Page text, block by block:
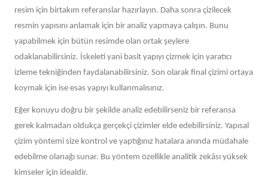
resim için birtakım referanslar hazırlayın. Daha sonra çizilecek
resmin yapısını anlamak için bir analiz yapmaya çalışın. Bunu
yapabilmek için bütün resimde olan ortak şeylere
odaklanabilirsiniz. İskeleti yani basit yapıyı çizmek için yaratıcı
izleme tekniğinden faydalanabilirsiniz. Son olarak final çizimi ortaya
koymak için ise esas yapıyı kullanmalısınız.
Eğer konuyu doğru bir şekilde analiz edebilirseniz bir referansa
gerek kalmadan oldukça gerçekçi çizimler elde edebilirsiniz. Yapısal
çizim yöntemi size kontrol ve yaptığınız hatalara anında müdahale
edebilme olanağı sunar. Bu yöntem özellikle analitik zekâsı yüksek
kimseler için idealdir.